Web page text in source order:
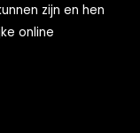
zijn en hen
online